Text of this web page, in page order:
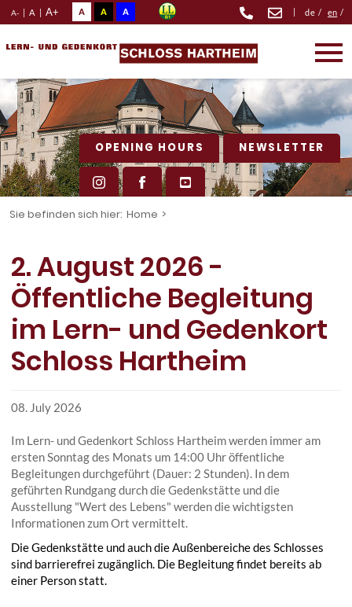
A- | A | A+ A A A | de / en /
OPENING HOURS NEWSLETTER
Sie befinden sich hier: Home >
2. August 2026 -
Öffentliche Begleitung
im Lern- und Gedenkort
Schloss Hartheim
08. July 2026
Im Lern- und Gedenkort Schloss Hartheim werden immer am
ersten Sonntag des Monats um 14:00 Uhr öffentliche
Begleitungen durchgeführt (Dauer: 2 Stunden). In dem
geführten Rundgang durch die Gedenkstätte und die
Ausstellung "Wert des Lebens" werden die wichtigsten
Informationen zum Ort vermittelt.
Die Gedenkstätte und auch die Außenbereiche des Schlosses
sind barrierefrei zugänglich. Die Begleitung findet bereits ab
einer Person statt.